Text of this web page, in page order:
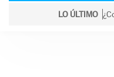
LO ÚLTIMO